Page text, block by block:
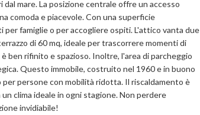
mare. La posizione centrale offre un accesso
comoda e piacevole. Con una superficie
per famiglie o per accogliere ospiti. L'attico vanta due
di 60 mq, ideale per trascorrere momenti di
ben rifinito e spazioso. Inoltre, l'area di parcheggio
Questo immobile, costruito nel 1960 e in buono
persone con mobilità ridotta. Il riscaldamento è
clima ideale in ogni stagione. Non perdere
invidiabile!